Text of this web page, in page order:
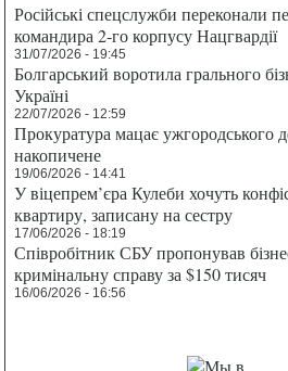
Російські спецслужби переконали
командира 2-го корпусу Нацгвардії
31/07/2026 - 19:45
Болгарський воротила грального
Україні
22/07/2026 - 12:59
Прокуратура мацає ужгородського
накопичене
19/06/2026 - 14:41
У віцепрем’єра Кулеби хочуть
квартиру, записану на сестру
17/06/2026 - 18:19
Співробітник СБУ пропонував
кримінальну справу за $150 тисяч
16/06/2026 - 16:56